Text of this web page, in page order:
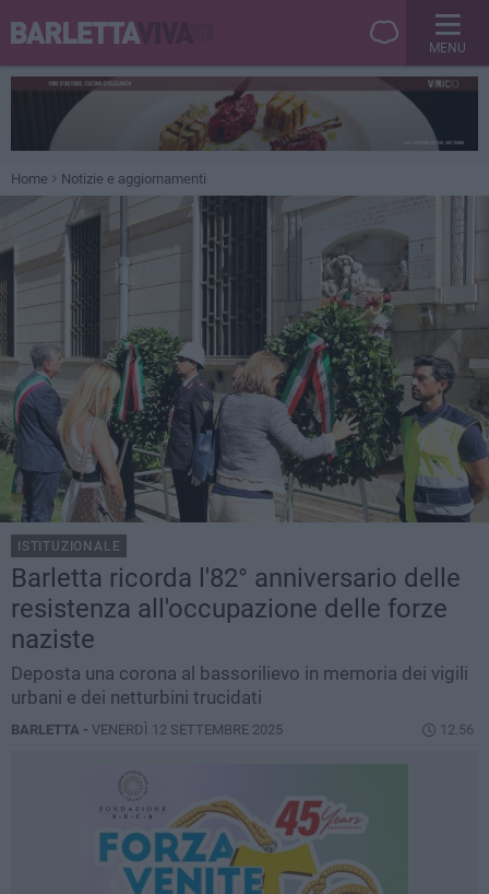
MENU
Home Notizie e aggiornamenti
ISTITUZIONALE
Barletta ricorda l'82° anniversario delle
resistenza all'occupazione delle forze
naziste
Deposta una corona al bassorilievo in memoria dei vigili
urbani e dei netturbini trucidati
BARLETTA - VENERDÌ 12 SETTEMBRE 2025 12.56